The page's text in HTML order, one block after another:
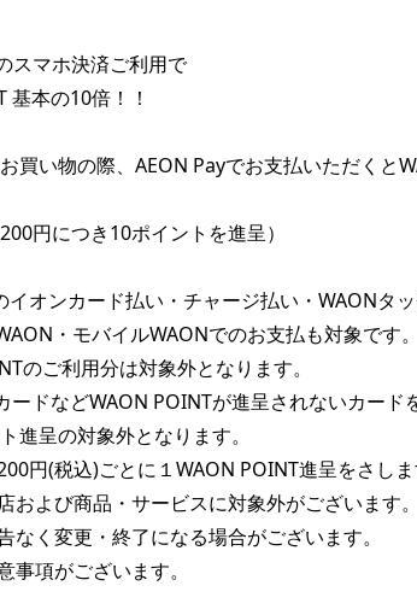
スマホ決済ご利用で
基本の10倍！！
買い物の際、AEON Payでお支払いただくと
円につき10ポイントを進呈）
オンカード払い・チャージ払い・WAONタッ
・モバイルWAONでのお支払も対象です。
のご利用分は対象外となります。
ードなどWAON POINTが進呈されないカード
進呈の対象外となります。
円(税込)ごとに１WAON POINT進呈をさしま
および商品・サービスに対象外がございます。
なく変更・終了になる場合がございます。
事項がございます。